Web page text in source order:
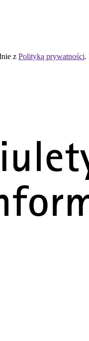
z Polityką prywatności.